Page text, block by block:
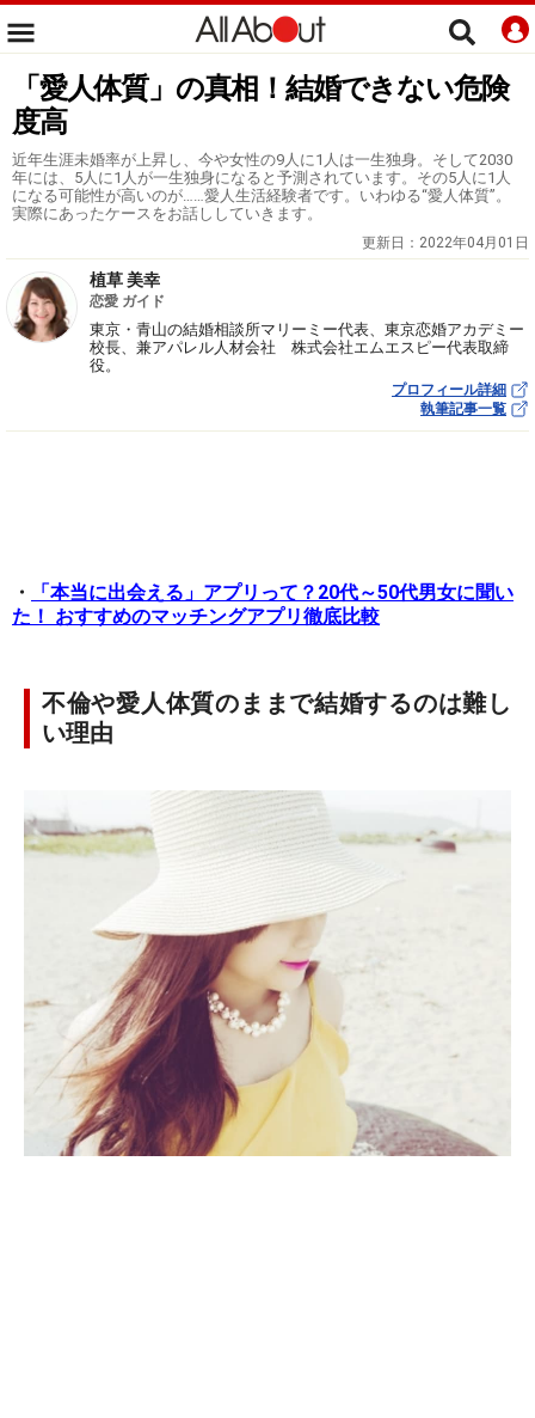
「愛人体質」の真相！結婚できない危険
度高
近年生涯未婚率が上昇し、今や女性の9人に1人は一生独身。そして2030
年には、5人に1人が一生独身になると予測されています。その5人に1人
になる可能性が高いのが……愛人生活経験者です。いわゆる“愛人体質”。
実際にあったケースをお話ししていきます。
更新日： 2022年04月01日
植草 美幸
恋愛 ガイド
東京・青山の結婚相談所マリーミー代表、東京恋婚アカデミー
校長、兼アパレル人材会社 株式会社エムエスピー代表取締
役。
プロフィール詳細
執筆記事一覧
・
「本当に出会える」アプリって？20代～50代男女に聞い
た！ おすすめのマッチングアプリ徹底比較
不倫や愛人体質のままで結婚するのは難し
い理由